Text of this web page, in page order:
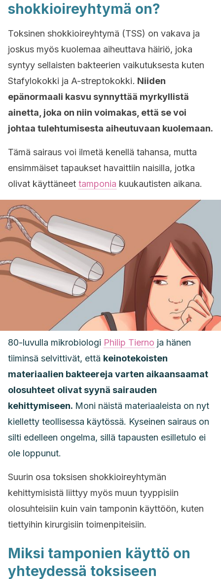
shokkioireyhtymä on?
Toksinen shokkioireyhtymä (TSS) on vakava ja
joskus myös kuolemaa aiheuttava häiriö, joka
syntyy sellaisten bakteerien vaikutuksesta kuten
Stafylokokki ja A-streptokokki. Niiden
epänormaali kasvu synnyttää myrkyllistä
ainetta, joka on niin voimakas, että se voi
johtaa tulehtumisesta aiheutuvaan kuolemaan.
Tämä sairaus voi ilmetä kenellä tahansa, mutta
ensimmäiset tapaukset havaittiin naisilla, jotka
olivat käyttäneet tamponia kuukautisten aikana.
80-luvulla mikrobiologi Philip Tierno ja hänen
tiiminsä selvittivät, että keinotekoisten
materiaalien bakteereja varten aikaansaamat
olosuhteet olivat syynä sairauden
kehittymiseen. Moni näistä materiaaleista on nyt
kielletty teollisessa käytössä. Kyseinen sairaus on
silti edelleen ongelma, sillä tapausten esilletulo ei
ole loppunut.
Suurin osa toksisen shokkioireyhtymän
kehittymisistä liittyy myös muun tyyppisiin
olosuhteisiin kuin vain tamponin käyttöön, kuten
tiettyihin kirurgisiin toimenpiteisiin.
Miksi tamponien käyttö on
yhteydessä toksiseen